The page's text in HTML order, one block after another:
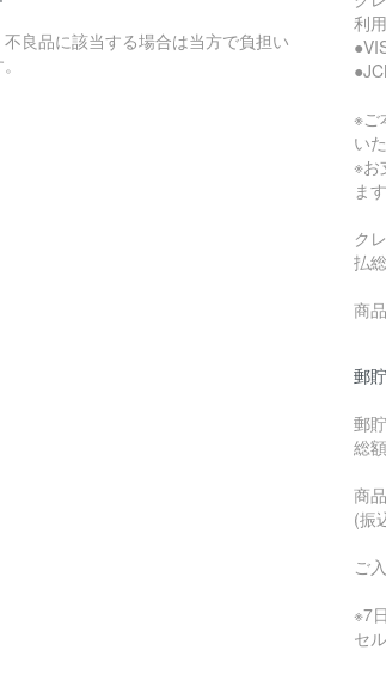
良品に該当する場合は当方で負担い
利
※ご
い
※お
ます
ク
払
商
郵
郵
総
商
(振
ご
※7
セ